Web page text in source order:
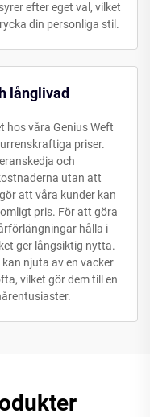
efter eget val, vilket
din personliga stil.
långlivad
hos våra Genius Weft
priser.
och
utan att
att våra kunder kan
pris. För att göra
hålla i
ger långsiktig nytta.
njuta av en vacker
vilket gör dem till en